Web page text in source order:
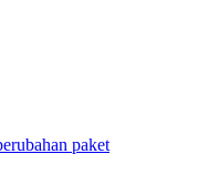
paket